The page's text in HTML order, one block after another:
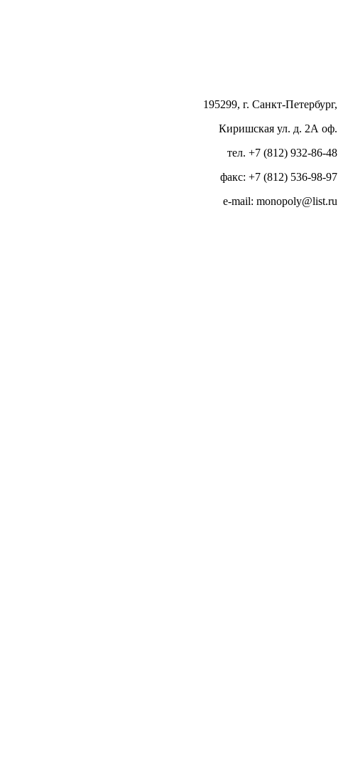
195299, г. Санкт-Петербург,
Киришская ул. д. 2А оф.
тел. +7 (812) 932-86-48
факс: +7 (812) 536-98-97
e-mail: monopoly@list.ru